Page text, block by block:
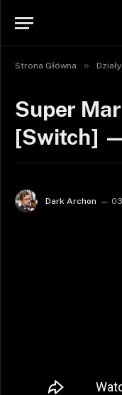
Strona Główna » Działy
Super
[Switch]
Dark Archon